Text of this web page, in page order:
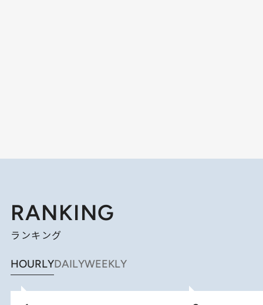
RANKING
ランキング
HOURLYDAILYWEEKLY